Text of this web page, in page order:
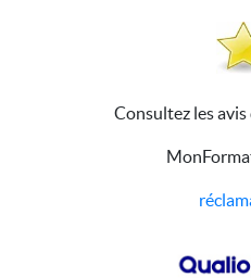
Consultez les